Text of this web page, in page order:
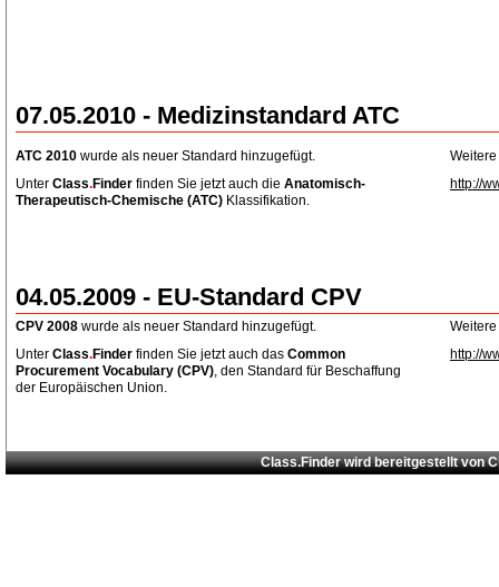
07.05.2010 - Medizinstandard ATC
ATC 2010 wurde als neuer Standard hinzugefügt.
Unter Class.Finder finden Sie jetzt auch die Anatomisch-
Therapeutisch-Chemische (ATC) Klassifikation.
http://
04.05.2009 - EU-Standard CPV
CPV 2008 wurde als neuer Standard hinzugefügt.
Unter Class.Finder finden Sie jetzt auch das Common
Procurement Vocabulary (CPV), den Standard für Beschaffung
der Europäischen Union.
http://
Class.Finder wird bereitgestellt von